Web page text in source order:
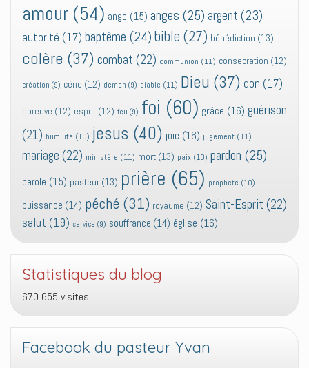
amour (54) ange (15) anges (25) argent (23)
autorité (17) baptême (24) bible (27) bénédiction (13)
colère (37) combat (22) communion (11) consecration (12)
création (9) cène (12) demon (9) diable (11) Dieu (37) don (17)
epreuve (12) esprit (12) feu (9) foi (60) grâce (16) guérison
(21) humilité (10) jesus (40) joie (16) jugement (11)
mariage (22) ministère (11) mort (13) paix (10) pardon (25)
parole (15) pasteur (13) prière (65) prophete (10)
puissance (14) péché (31) royaume (12) Saint-Esprit (22)
salut (19) service (9) souffrance (14) église (16)
Statistiques du blog
670 655 visites
Facebook du pasteur Yvan